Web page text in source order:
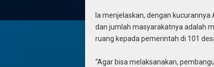
Ia menjelaskan, dengan
dan jumlah masyarakatnya adalah
ruang kepada pemerintah di 101
“Agar bisa melaksanakan,